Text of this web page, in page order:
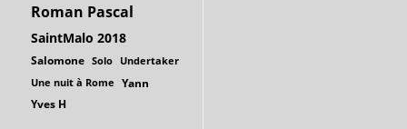
Roman Pascal
SaintMalo 2018
Salomone Solo Undertaker
Une nuit à Rome Yann
Yves H